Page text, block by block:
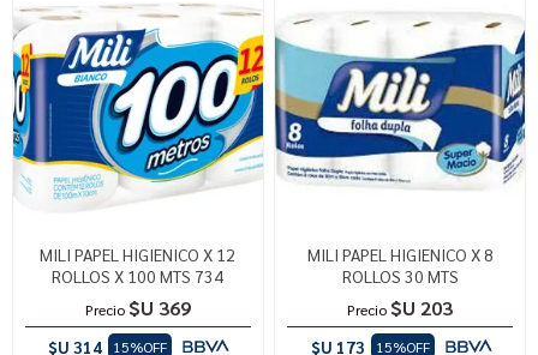
MILI PAPEL HIGIENICO X 12
ROLLOS X 100 MTS 734
Precio $U 369
$U 314
15%OFF
MILI PAPEL HIGIENICO X 8
ROLLOS 30 MTS
Precio $U 203
$U 173
15%OFF